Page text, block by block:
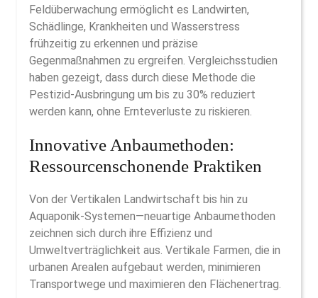
Feldüberwachung ermöglicht es Landwirten,
Schädlinge, Krankheiten und Wasserstress
frühzeitig zu erkennen und präzise
Gegenmaßnahmen zu ergreifen. Vergleichsstudien
haben gezeigt, dass durch diese Methode die
Pestizid-Ausbringung um bis zu 30% reduziert
werden kann, ohne Ernteverluste zu riskieren.
Innovative Anbaumethoden:
Ressourcenschonende Praktiken
Von der Vertikalen Landwirtschaft bis hin zu
Aquaponik-Systemen—neuartige Anbaumethoden
zeichnen sich durch ihre Effizienz und
Umweltverträglichkeit aus. Vertikale Farmen, die in
urbanen Arealen aufgebaut werden, minimieren
Transportwege und maximieren den Flächenertrag.